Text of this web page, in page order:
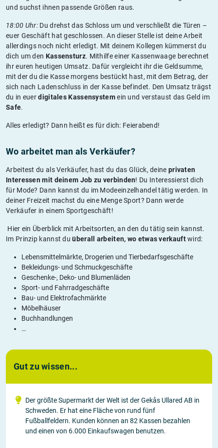
und suchst ihnen passende Größen raus.
18:00 Uhr: Du drehst das Schloss um und verschließt die Türen –
euer Geschäft hat geschlossen. An dieser Stelle ist deine Arbeit
allerdings noch nicht erledigt. Mit deinem Kollegen kümmerst du
dich um den Kassensturz. Mithilfe einer Kassenwaage berechnet
ihr euren heutigen Umsatz. Dafür vergleicht ihr die Geldsumme,
mit der du die Kasse morgens bestückt hast, mit dem Betrag, der
sich nach Ladenschluss in der Kasse befindet. Den Umsatz trägst
du in euerdigitales Kassensystemein und verstaust das Geld im
Safe.
Alles erledigt? Dann heißt es für dich: Feierabend!
Wo arbeitet man als Verkäufer?
Arbeitest du als Verkäufer, hast du das Glück, deine privaten
Interessen mit deinem Job zu verbinden! Du Interessierst dich
für Mode? Dann kannst du im Modeeinzelhandel tätig werden. In
deiner Freizeit machst du eine Menge Sport? Dann werde
Verkäufer in einem Sportgeschäft!
Hier ein Überblick mit Arbeitsorten, an den du tätig sein kannst.
Im Prinzip kannst duüberall arbeiten, wo etwas verkauftwird:
Lebensmittelmärkte, Drogerien und Tierbedarfsgeschäfte
Bekleidungs- und Schmuckgeschäfte
Geschenke-, Deko- und Blumenläden
Sport- und Fahrradgeschäfte
Bau- und Elektrofachmärkte
Möbelhäuser
Buchhandlungen
…
Gut zu wissen...
Der größte Supermarkt der Welt ist der Gekås Ullared AB in
Schweden. Er hat eine Fläche von rund fünf
Fußballfeldern. Kunden können an 82 Kassen bezahlen
und einen von 6.000 Einkaufswagen benutzen.